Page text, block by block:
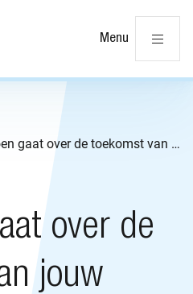
Menu
Pensioen gaat over de toekomst van jouw leven
over de
jouw